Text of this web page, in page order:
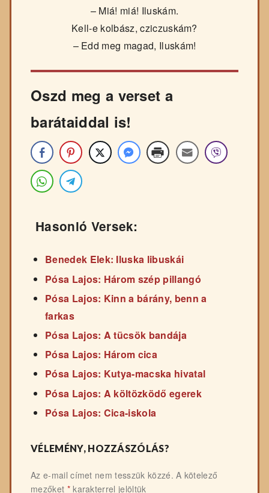
– Miá! miá! Iluskám.
Kell-e kolbász, cziczuskám?
– Edd meg magad, Iluskám!
Oszd meg a verset a
barátaiddal is!
Hasonló Versek:
Benedek Elek: Iluska libuskái
Pósa Lajos: Három szép pillangó
Pósa Lajos: Kinn a bárány, benn a
farkas
Pósa Lajos: A tücsök bandája
Pósa Lajos: Három cica
Pósa Lajos: Kutya-macska hivatal
Pósa Lajos: A költözködő egerek
Pósa Lajos: Cica-iskola
VÉLEMÉNY, HOZZÁSZÓLÁS?
Az e-mail címet nem tesszük közzé. A kötelező
mezőket *karakterrel jelöltük